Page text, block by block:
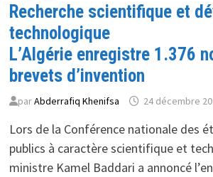
Recherche scientifique et
technologique
L’Algérie enregistre 1.376
brevets d’invention
parAbderrafiq Khenifsa 24 décembre
Lors de la Conférence nationale des
publics à caractère scientifique et
ministre Kamel Baddari a annoncé